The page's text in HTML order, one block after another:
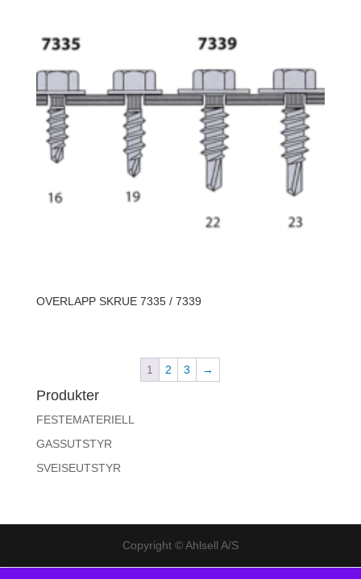
OVERLAPP SKRUE 7335 / 7339
1 2 3 →
Produkter
FESTEMATERIELL
GASSUTSTYR
SVEISEUTSTYR
Copyright © Ahlsell A/S